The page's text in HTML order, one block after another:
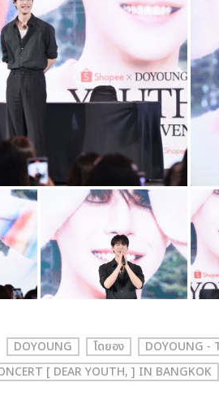
DOYOUNG โดยอง
DOYOUNG -
[ DEAR YOUTH, ] IN BANGKOK